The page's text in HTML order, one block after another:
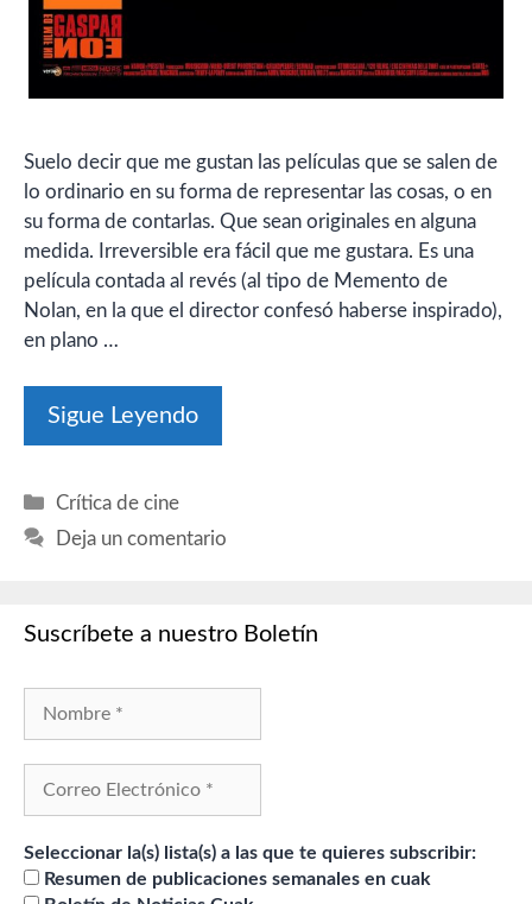
Suelo decir que me gustan las películas que se salen de
lo ordinario en su forma de representar las cosas, o en
su forma de contarlas. Que sean originales en alguna
medida. Irreversible era fácil que me gustara. Es una
película contada al revés (al tipo de Memento de
Nolan, en la que el director confesó haberse inspirado),
en plano …
Sigue Leyendo
Categorías
Crítica de cine
Deja un comentario
Suscríbete a nuestro Boletín
Seleccionar la(s) lista(s) a las que te quieres subscribir:
Resumen de publicaciones semanales en cuak